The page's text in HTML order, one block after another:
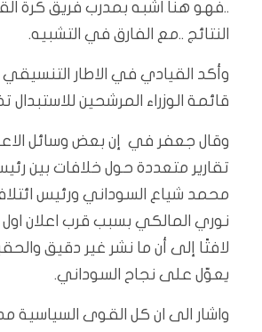
..فهو هنا اشبه بمدرب فريق كرة
النتائج ..مع الفارق في التشبيه.
وأكد القيادي في الاطار
قائمة الوزراء المرشحين للاستبدال تضم 3
وقال جعفر في إن بعض وسائل
تقارير متعددة حول خلافات بين
محمد شياع السوداني ورئيس
نوري المالكي بسبب قرب اعلان اول
لافتًا إلى أن ما نشر غير دقيق
يعوّل على نجاح السوداني.
واشار الى ان كل القوى السياسية